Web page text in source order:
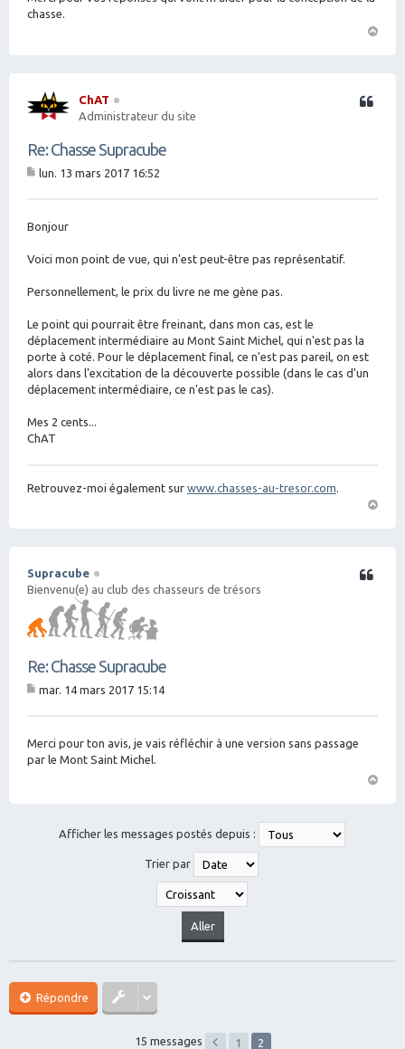
chasse.
ChAT
Administrateur du site
Re: Chasse Supracube
Citation
g
lun. 13 mars 2017 16:52
Bonjour
Voici mon point de vue, qui n'est peut-être pas représentatif.
Personnellement, le prix du livre ne me gène pas.
Le point qui pourrait être freinant, dans mon cas, est le
déplacement intermédiaire au Mont Saint Michel, qui n'est pas la
porte à coté. Pour le déplacement final, ce n'est pas pareil, on est
alors dans l'excitation de la découverte possible (dans le cas d'un
déplacement intermédiaire, ce n'est pas le cas).
Mes 2 cents...
ChAT
Retrouvez-moi également sur www.chasses-au-tresor.com.
Supracube
Bienvenu(e) au club des chasseurs de trésors
Re: Chasse Supracube
Citation
g
e
mar. 14 mars 2017 15:14
Merci pour ton avis, je vais réfléchir à une version sans passage
par le Mont Saint Michel.
Afficher les messages postés depuis :
Trier par
Répondre
15 messages 1 2